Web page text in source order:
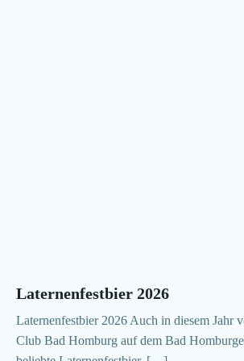
Laternenfestbier 2026
Laternenfestbier 2026 Auch in diesem Jahr
Club Bad Homburg auf dem Bad